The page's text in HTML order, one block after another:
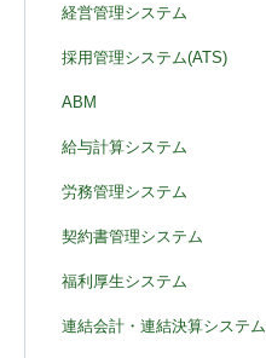
経営管理システム
採用管理システム(ATS)
ABM
給与計算システム
労務管理システム
契約書管理システム
福利厚生システム
連結会計・連結決算システム